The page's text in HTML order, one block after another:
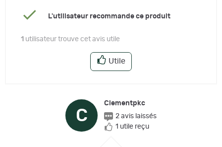
L'utilisateur recommande ce produit
1 utilisateur trouve cet avis utile
Utile
C
Clementpkc
2 avis laissés
1 utile reçu